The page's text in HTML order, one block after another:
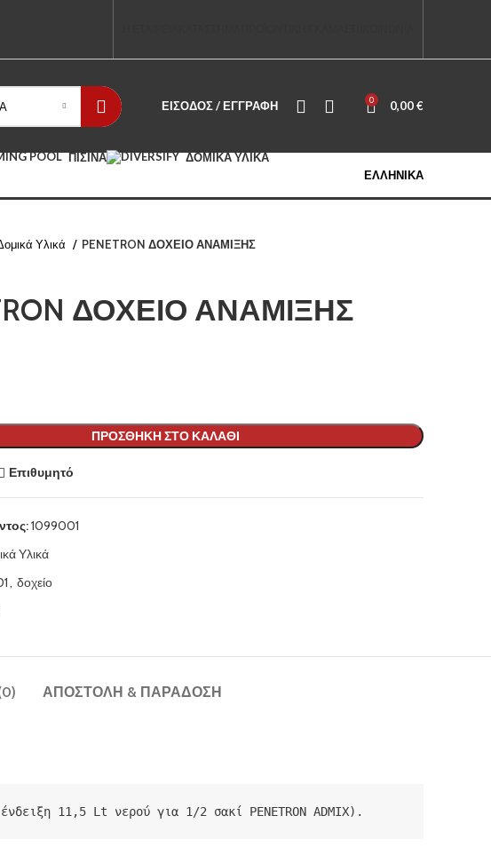
ΕΊΣΟΔΟΣ / ΕΓΓΡΑΦΉ 0 0,00€
ΠΙΣΊΝΑ ΔΟΜΙΚΆ ΥΛΙΚΆ
ΕΛΛΗΝΙΚΆ
Υλικά PENETRON ΔΟΧΕΙΟ ΑΝΑΜΙΞΗΣ
ΔΟΧΕΙΟ ΑΝΑΜΙΞΗΣ
ΠΡΟΣΘΉΚΗ ΣΤΟ ΚΑΛΆΘΙ
Επιθυμητό
1099001
Υλικά
, δοχείο
ΑΠΟΣΤΟΛΉ & ΠΑΡΆΔΟΣΗ
11,5 Lt νερού για 1/2 σακί PENETRON ADMIX).